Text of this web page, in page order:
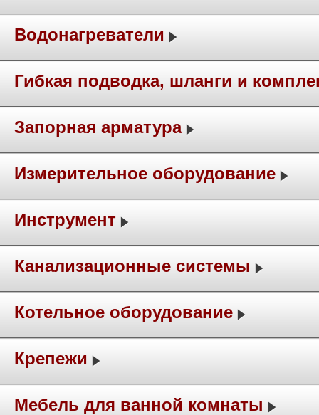
Водонагреватели
Гибкая подводка, шланги и
Запорная арматура
Измерительное оборудование
Инструмент
Канализационные системы
Котельное оборудование
Крепежи
Мебель для ванной комнаты